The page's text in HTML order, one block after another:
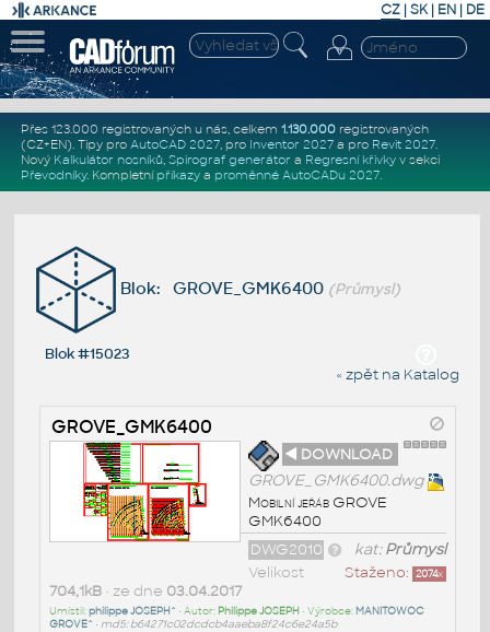
CZ | SK| EN | DE
Přes 123.000 registrovaných u nás, celkem 1.130.000registrovaných
(CZ+EN). Tipy pro AutoCAD 2027, pro Inventor 2027a pro Revit 2027.
Nový Kalkulátor nosníků, Spirograf generátor a Regresní křivkyv sekci
Převodníky. Kompletní příkazya proměnné AutoCADu 2027.
Blok: GROVE_GMK6400 (Průmysl)
Blok #15023
« zpět na Katalog
GROVE_GMK6400
◄ DOWNLOAD
GROVE_GMK6400.dwg
Mobilní jeřáb GROVE
GMK6400
kat:Průmysl
DWG2010
Staženo: 2074x
Velikost
704,1kB• ze dne 03.04.2017
Umístil:philippe JOSEPH^ • Autor: Philippe JOSEPH • Výrobce: MANITOWOC
GROVE^ • md5: b64271c02dcdcb4aaeba8f24c6e24a5b